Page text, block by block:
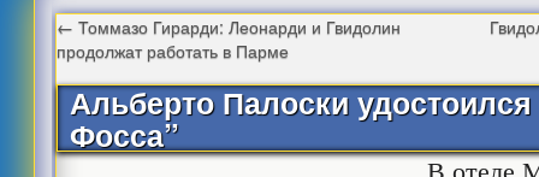
← Томмазо Гирарди: Леонарди и Гвидолин
продолжат работать в Парме
Альберто Палоски
Фосса”
В отеле